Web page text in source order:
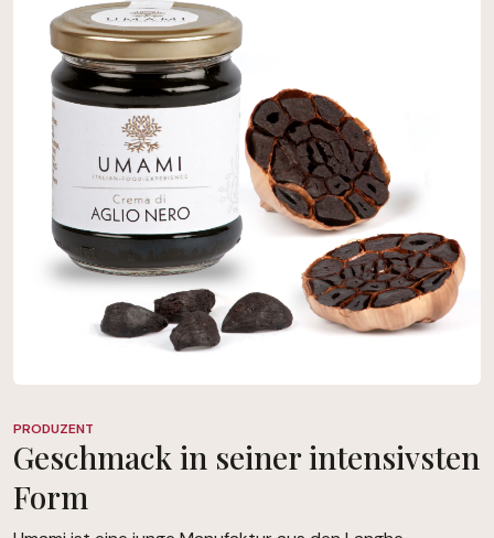
PRODUZENT
Geschmack in seiner intensivsten
Form